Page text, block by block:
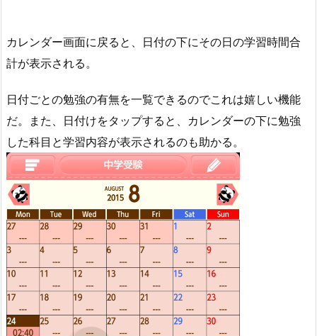
カレンダー画面に戻ると、日付の下にその日の学習時間合
計が表示される。
日付ごとの勉強の有無を一覧できるのでこれは嬉しい機能
だ。また、日付けをタップすると、カレンダーの下に勉強
した科目と学習内容が表示されるのも助かる。